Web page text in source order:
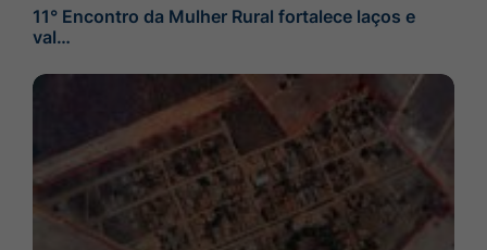
11° Encontro da Mulher Rural fortalece laços e
val…